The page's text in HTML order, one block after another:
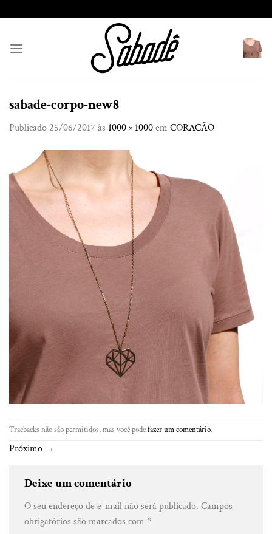
to
sabade-corpo-new8
Publicado 25/06/2017 às 1000 × 1000em CORAÇÃO
Tracbacks não são permitidos, mas você podefazer um comentário.
Próximo →
Deixe um comentário
O seu endereço de e-mail não será publicado. Campos
obrigatórios são marcados com *